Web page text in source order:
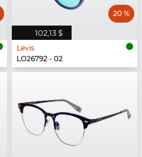
102,13 $
20 %
Levis
LO26792 - 02